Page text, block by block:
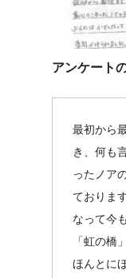
アンケート
最初から
き、何も
ったノア
ておりま
なって今
「虹の橋
ほんとに